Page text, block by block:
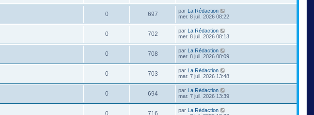
0 697 par La Rédaction
mer. 8 juil. 2026 08:22
0 702 par La Rédaction
mer. 8 juil. 2026 08:13
0 708 par La Rédaction
mer. 8 juil. 2026 08:09
0 703 par La Rédaction
mar. 7 juil. 2026 13:48
0 694 par La Rédaction
mar. 7 juil. 2026 13:39
0 716 par La Rédaction